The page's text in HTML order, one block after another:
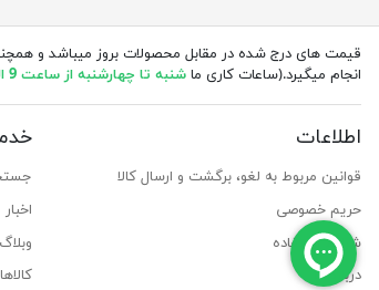
قیمت های درج شده در مقابل محصولات بروز میباشد و
انجام میگیرد.(ساعات کاری ما شنبه تا چهارشنبه از ساعت 9 الی 17
اطلاعات
قوانین مربوط به لغو، برگشت و ارسال کالا
حریم خصوصی
شرایط استفاده
درباره ما
اخبار
وبلاگ